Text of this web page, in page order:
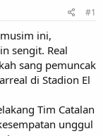
#1
ini,
sengit. Real
sang pemuncak
di Stadion El
Tim Catalan
unggul